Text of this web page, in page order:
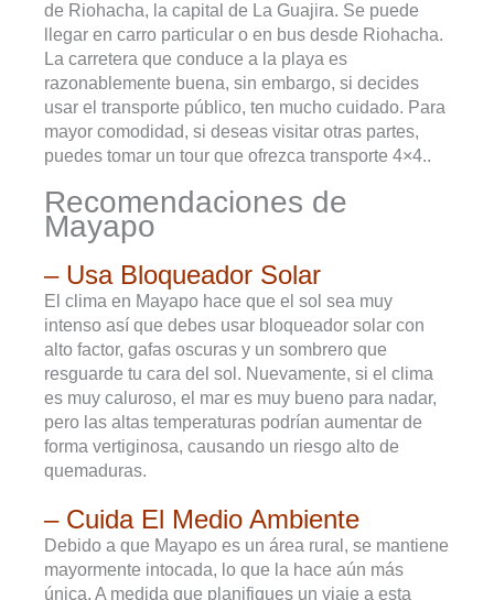
de Riohacha, la capital de La Guajira. Se puede
llegar en carro particular o en bus desde Riohacha.
La carretera que conduce a la playa es
razonablemente buena, sin embargo, si decides
usar el transporte público, ten mucho cuidado. Para
mayor comodidad, si deseas visitar otras partes,
puedes tomar un tour que ofrezca transporte 4×4..
Recomendaciones de
Mayapo
– Usa Bloqueador Solar
El clima en Mayapo hace que el sol sea muy
intenso así que debes usar bloqueador solar con
alto factor, gafas oscuras y un sombrero que
resguarde tu cara del sol. Nuevamente, si el clima
es muy caluroso, el mar es muy bueno para nadar,
pero las altas temperaturas podrían aumentar de
forma vertiginosa, causando un riesgo alto de
quemaduras.
– Cuida El Medio Ambiente
Debido a que Mayapo es un área rural, se mantiene
mayormente intocada, lo que la hace aún más
única. A medida que planifiques un viaje a esta